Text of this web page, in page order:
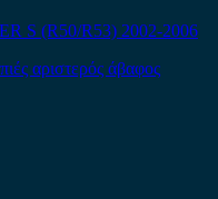
S (R50/R53) 2002-2006